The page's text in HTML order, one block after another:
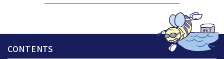
CONTENTS